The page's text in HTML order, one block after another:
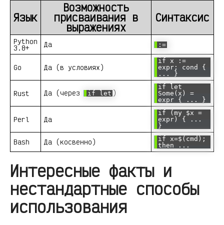
Язык
Возможность
присваивания в
выражениях
Синтаксис
Python
3.8+ Да :=
Go Да (в условиях)
if x :=
expr; cond {
... }
Rust Да (через if let )
if let
Some(x) =
expr { ... }
Perl Да
if (my $x =
expr) { ...
}
Bash Да (косвенно)
if x=$(cmd);
then ...
Интересные факты и
нестандартные способы
использования